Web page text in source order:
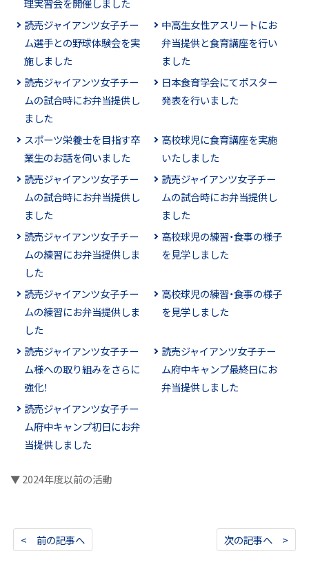
理実習会を開催しました
読売ジャイアンツ女子チー
ム選手との野球体験会を実
施しました
中高生女性アスリートにお
弁当提供と食育講座を行い
ました
読売ジャイアンツ女子チー
ムの試合時にお弁当提供し
ました
日本食育学会にてポスター
発表を行いました
スポーツ栄養士を目指す卒
業生のお話を伺いました
高校球児に食育講座を実施
いたしました
読売ジャイアンツ女子チー
ムの試合時にお弁当提供し
ました
読売ジャイアンツ女子チー
ムの試合時にお弁当提供し
ました
読売ジャイアンツ女子チー
ムの練習にお弁当提供しま
した
高校球児の練習・食事の様子
を見学しました
読売ジャイアンツ女子チー
ムの練習にお弁当提供しま
した
高校球児の練習・食事の様子
を見学しました
読売ジャイアンツ女子チー
ム様への取り組みをさらに
強化！
読売ジャイアンツ女子チー
ム府中キャンプ最終日にお
弁当提供しました
読売ジャイアンツ女子チー
ム府中キャンプ初日にお弁
当提供しました
▼ 2024年度以前の活動
< 前の記事へ 次の記事へ >